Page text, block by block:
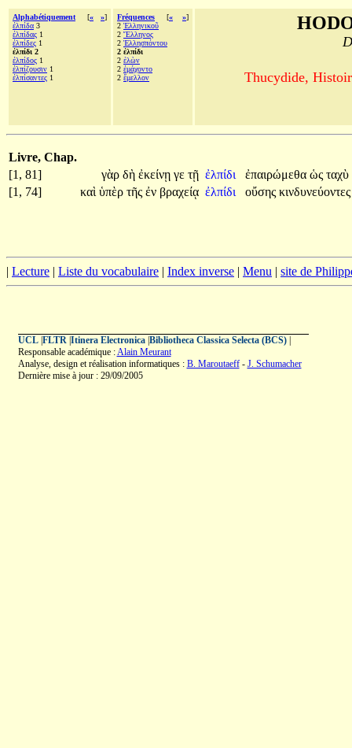
Alphabétiquement [« »]
ἐλπίδα 3
ἐλπίδας 1
ἐλπίδες 1
ἐλπίδι 2
ἐλπίδος 1
ἐλπίζουσιν 1
ἐλπίσαντες 1
Fréquences [« »]
2 Ἑλληνικοῦ
2 Ἕλληνος
2 Ἑλλησπόντου
2 ἐλπίδι
2 ἑλὼν
2 ἐμάχοντο
2 ἔμελλον Thucydide,
Livre, Chap.
[1, 81]
γὰρ δὴ ἐκείνῃ γε τῇ ἐλπίδι ἐπαιρώμεθα ὡς ταχὺ
[1, 74]
καὶ ὑπὲρ τῆς ἐν βραχείᾳ ἐλπίδι οὔσης
| Lecture | Liste du vocabulaire | Index inverse | Menu | site de
UCL| FLTR| Itinera Electronica| Bibliotheca Classica Selecta (BCS)|
Responsable académique :Alain Meurant
Analyse, design et réalisation informatiques : B. Maroutaeff- J. Schumacher
Dernière mise à jour : 29/09/2005